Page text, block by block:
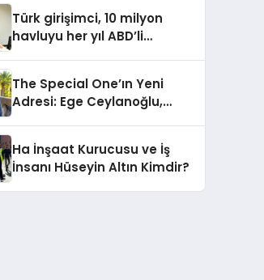
Katkılarıyla Tamamlandı
Türk girişimci, 10 milyon
havluyu her yıl ABD’li
The Special One’ın Yeni
Adresi: Ege Ceylanoğlu,
Geliyor!
Ha İnşaat Kurucusu ve İş
İnsanı Hüseyin Altın Kimdir?